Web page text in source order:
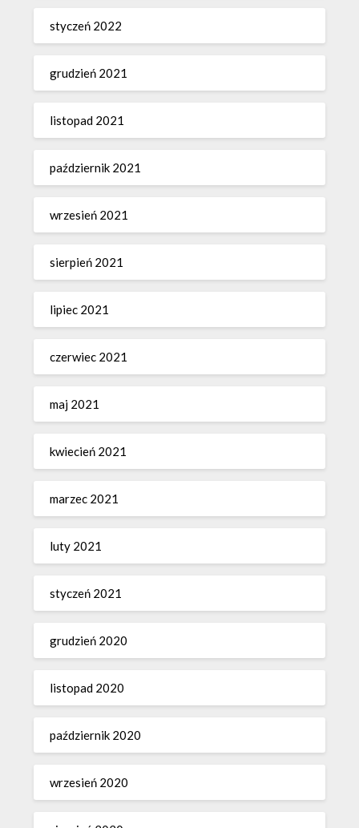
styczeń 2022
grudzień 2021
listopad 2021
październik 2021
wrzesień 2021
sierpień 2021
lipiec 2021
czerwiec 2021
maj 2021
kwiecień 2021
marzec 2021
luty 2021
styczeń 2021
grudzień 2020
listopad 2020
październik 2020
wrzesień 2020